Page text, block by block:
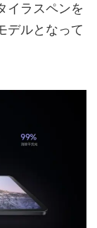
イラスペンを
デルとなって